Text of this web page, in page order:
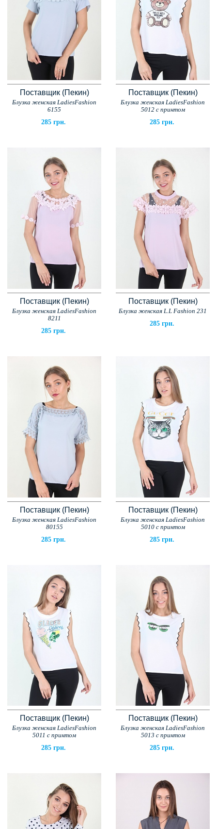
Поставщик (Пекин)
Блузка женская LadiesFashion
6155
285 грн.
Поставщик (Пекин)
Блузка женская LadiesFashion
5012 с принтом
285 грн.
Поставщик (Пекин)
Блузка женская LadiesFashion
8211
285 грн.
Поставщик (Пекин)
Блузка женская L.L Fashion 231
285 грн.
Поставщик (Пекин)
Блузка женская LadiesFashion
80155
285 грн.
Поставщик (Пекин)
Блузка женская LadiesFashion
5010 с принтом
285 грн.
Поставщик (Пекин)
Блузка женская LadiesFashion
5011 с принтом
285 грн.
Поставщик (Пекин)
Блузка женская LadiesFashion
5013 с принтом
285 грн.